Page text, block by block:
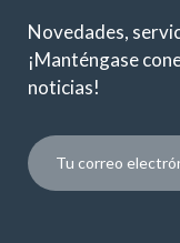
Novedades,
¡Manténgase
noticias!